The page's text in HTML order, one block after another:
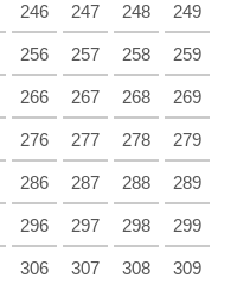
246 247 248 249
256 257 258 259
266 267 268 269
276 277 278 279
286 287 288 289
296 297 298 299
306 307 308 309